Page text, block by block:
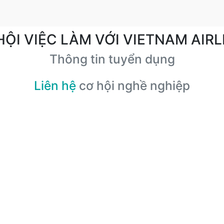
VIỆC LÀM VỚI VIETNAM
Thông tin tuyển dụng
Liên hệ cơ hội nghề nghiệp